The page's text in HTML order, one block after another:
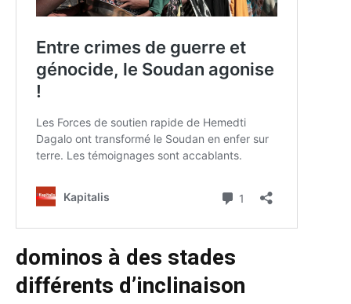
dominos à des stades
différents d’inclinaison